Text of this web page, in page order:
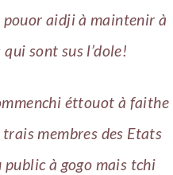
aidji à maintenir à
sont sus l’dole!
éttouot à faithe
trais membres des Etats
public à gogo mais tchi